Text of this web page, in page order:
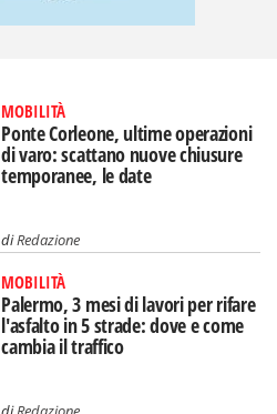
MOBILITÀ
Ponte Corleone, ultime operazioni
di varo: scattano nuove chiusure
temporanee, le date
diRedazione
MOBILITÀ
Palermo, 3 mesi di lavori per rifare
l'asfalto in 5 strade: dove e come
cambia il traffico